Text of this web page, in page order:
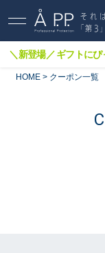
＼新登場／ ギフトにぴ
HOME クーポン一覧